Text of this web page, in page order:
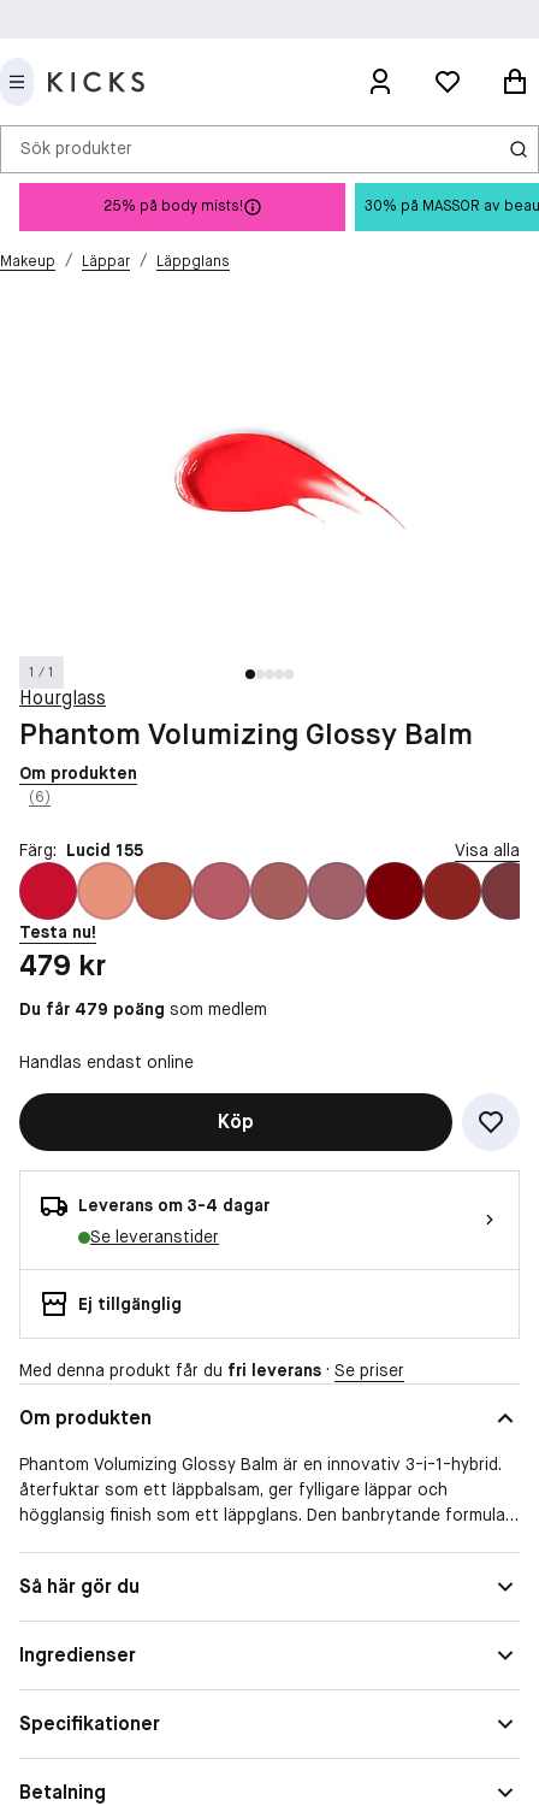
Sök produkter
25% på body mists! 30% på MASSOR av
Makeup / Läppar / Läppglans
1 / 1
Hourglass
Phantom Volumizing Glossy Balm
Om produkten
(6)
Färg: Lucid 155 Visa alla
Testa nu!
Pris: 479 kr
479 kr
Du får 479 poäng som medlem
Handlas endast online
Köp
Leverans om 3-4 dagar
Se leveranstider
Ej tillgänglig
Med denna produkt får du fri leverans · Se priser
Om produkten
Phantom Volumizing Glossy Balm är en innovativ 3-i-1-hybrid.
återfuktar som ett läppbalsam, ger fylligare läppar och
högglansig finish som ett läppglans. Den banbrytande formulan
smidigt på läpparna och lämnar en fyllig färg och ett bekvämt
bärande utan att kännas kladdig eller klibbig.
Så här gör du
Ingredienser
Specifikationer
Betalning